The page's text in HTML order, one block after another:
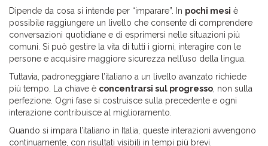
Dipende da cosa si intende per “imparare”. In pochi mesi è
possibile raggiungere un livello che consente di comprendere
conversazioni quotidiane e di esprimersi nelle situazioni più
comuni. Si può gestire la vita di tutti i giorni, interagire con le
persone e acquisire maggiore sicurezza nell’uso della lingua.
Tuttavia, padroneggiare l’italiano a un livello avanzato richiede
più tempo. La chiave è concentrarsi sul progresso , non sulla
perfezione. Ogni fase si costruisce sulla precedente e ogni
interazione contribuisce al miglioramento.
Quando si impara l’italiano in Italia, queste interazioni avvengono
continuamente, con risultati visibili in tempi più brevi.